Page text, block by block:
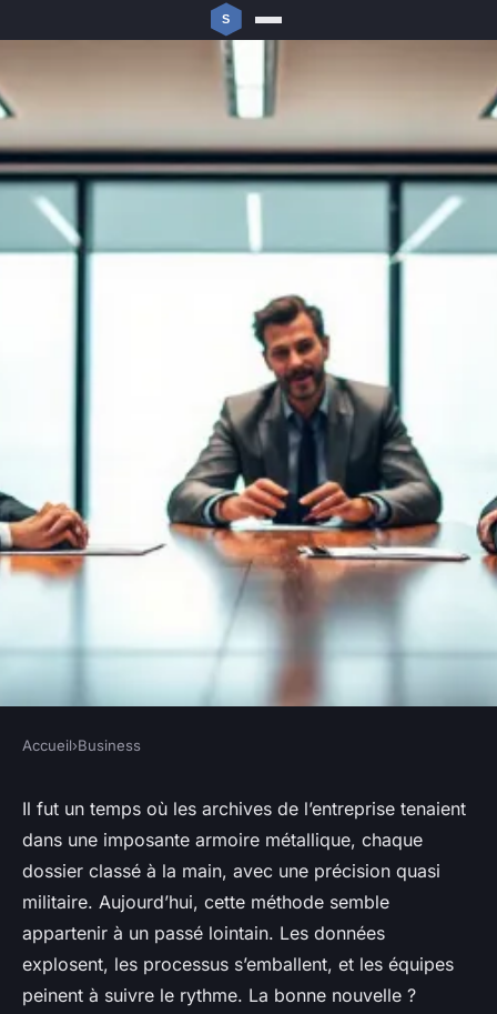
5 façons dont une agence IA
peut transformer votre
entreprise
Meissa•12/05/2026 13:23•9 min de lecture
Accueil›Business
Il fut un temps où les archives de l’entreprise tenaient
dans une imposante armoire métallique, chaque
dossier classé à la main, avec une précision quasi
militaire. Aujourd’hui, cette méthode semble
appartenir à un passé lointain. Les données
explosent, les processus s’emballent, et les équipes
peinent à suivre le rythme. La bonne nouvelle ?